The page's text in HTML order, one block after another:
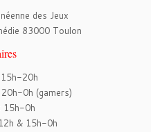
des Jeux
83000 Toulon
15h-20h
0h (gamers)
15h-0h
& 15h-0h